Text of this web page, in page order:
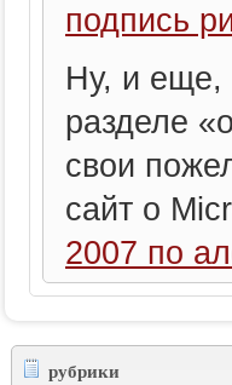
подпись
Ну, и еще,
разделе
свои
сайт о
2007 по
рубрики